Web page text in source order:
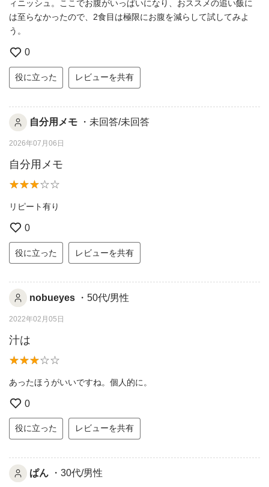
ィニッシュ。ここでお腹がいっぱいになり、おススメの追い飯に
は至らなかったので、2食目は極限にお腹を減らして試してみよ
う。
0
役に立った レビューを共有
自分用メモ ・未回答/未回答
2026年07月06日
自分用メモ
リピート有り
0
役に立った レビューを共有
nobueyes ・50代/男性
2022年02月05日
汁は
あったほうがいいですね。個人的に。
0
役に立った レビューを共有
ぱん ・30代/男性